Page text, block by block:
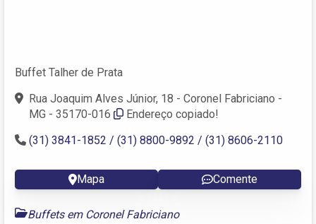
Buffet Talher de Prata
Rua Joaquim Alves Júnior, 18 - Coronel Fabriciano -
MG - 35170-016
Endereço copiado!
(31) 3841-1852 / (31) 8800-9892 / (31) 8606-2110
Mapa Comente
Buffets em Coronel Fabriciano